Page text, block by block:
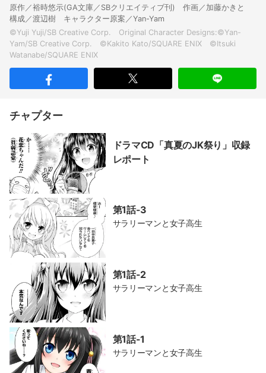
原作／裕時悠示(GA文庫／SBクリエイティブ刊) 作画／加藤かきと
構成／渡辺樹 キャラクター原案／Yan-Yam
©Yuji Yuji/SB Creative Corp. Original Character Designs:©Yan-
Yam/SB Creative Corp. ©Kakito Kato/SQUARE ENIX ©Itsuki
チャプター
ドラマCD「真夏のJK祭り」収録
レポート
第1話-3
サラリーマンと女子高生
第1話-2
サラリーマンと女子高生
第1話-1
サラリーマンと女子高生